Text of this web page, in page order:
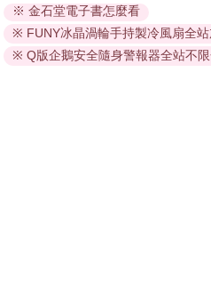
主要使命之一是為孩子打造更美
態。」
因版權保護，您在金石堂所購
的閱讀軟體開啟閱讀，無法以
依據「消費者保護法」第19條
※ 金石堂電子書怎麼看
※ FUNY冰晶渦輪手持製冷風扇全
※ Q版企鵝安全隨身警報器全站不